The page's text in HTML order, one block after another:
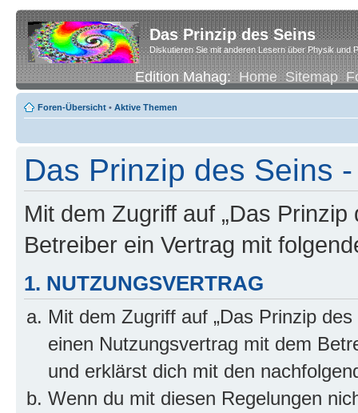
Das Prinzip des Seins
Diskutieren Sie mit anderen Lesern über Physik und
Edition Mahag:Home Sitemap
Foren-Übersicht • Aktive Themen
Das Prinzip des Seins
Mit dem Zugriff auf „Das
Betreiber ein Vertrag mit
1. NUTZUNGSVERTRAG
Mit dem Zugriff auf „Das Prinzip
einen Nutzungsvertrag mit dem
und erklärst dich mit den
Wenn du mit diesen Regelungen